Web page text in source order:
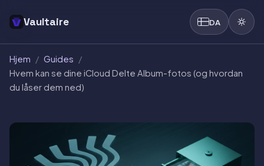
Vaultaire DA
Hjem / Guides /
Hvem kan se dine iCloud Delte Album-fotos (og hvordan
du låser dem ned)